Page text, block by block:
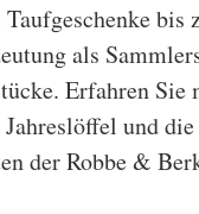
bis
als
Erfahren Sie
und die
der Robbe &